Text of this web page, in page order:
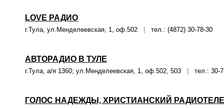
LOVE РАДИО
г.Тула, ул.Менделеевская, 1, оф.502 тел.: (4872) 30-78-30
АВТОРАДИО В ТУЛЕ
г.Тула, а/я 1360; ул.Менделеевская, 1, оф.502, 503 тел.: 30-
ГОЛОС НАДЕЖДЫ, ХРИСТИАНСКИЙ